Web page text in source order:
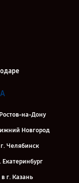
на-Дону
Новгород
Челябинск
Екатеринбург
г. Казань